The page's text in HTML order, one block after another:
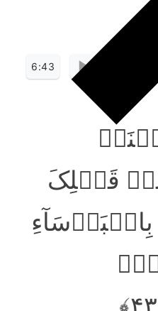
6:43
قَبۡلِکَ